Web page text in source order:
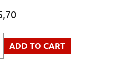
ADD TO CART